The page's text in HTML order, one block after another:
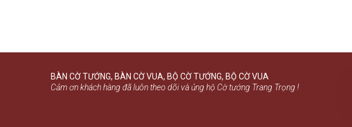
BÀN CỜ TƯỚNG, BÀN CỜ VUA, BỘ CỜ TƯỚNG, BỘ CỜ VUA
Cảm ơn khách hàng đã luôn theo dõi và ủng hộ Cờ tướng Trang Trọng !